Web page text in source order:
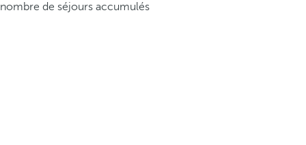
nombre de séjours accumulés